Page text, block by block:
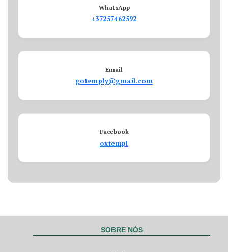
WhatsApp
+37257462592
Email
gotemply@gmail.com
Facebook
oxtempl
SOBRE NÓS